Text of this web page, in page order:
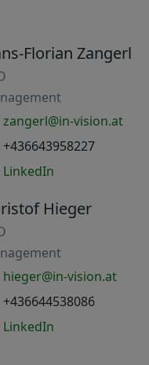
Florian Zangerl
zangerl@in-vision.at
+436643958227
LinkedIn
Hieger
hieger@in-vision.at
+436644538086
LinkedIn